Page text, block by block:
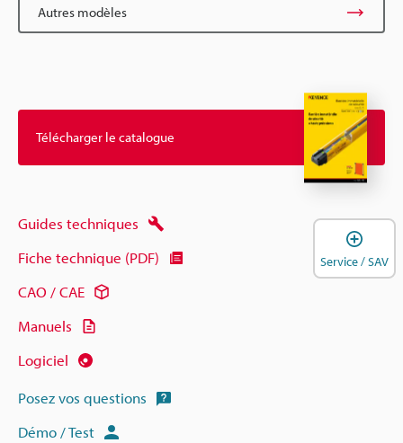
Autres modèles
Télécharger le catalogue
Guides techniques
Fiche technique (PDF)
CAO / CAE
Manuels
Logiciel
Posez vos questions
Démo / Test
Service / SAV